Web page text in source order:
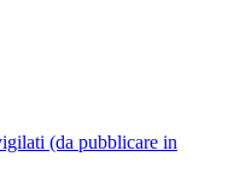
(da pubblicare in